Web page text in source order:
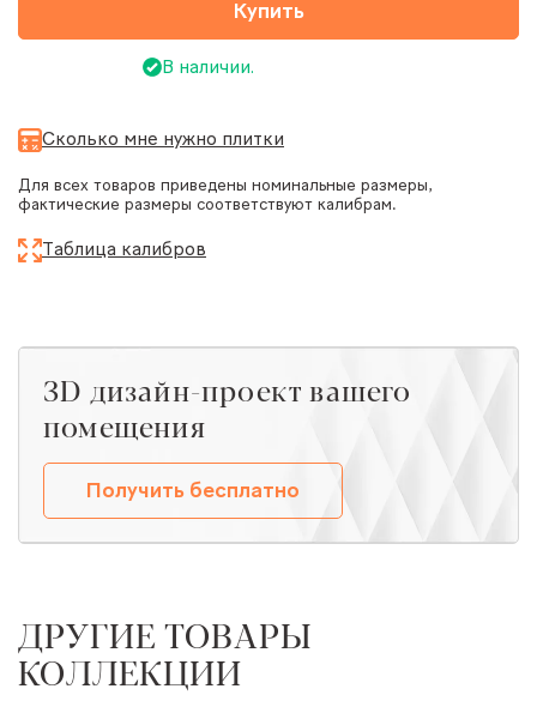
Купить
В наличии.
Сколько мне нужно плитки
Для всех товаров приведены номинальные размеры,
фактические размеры соответствуют калибрам.
Таблица калибров
ЗD дизайн-проект вашего
помещения
Получить бесплатно
ДРУГИЕ ТОВАРЫ
КОЛЛЕКЦИИ